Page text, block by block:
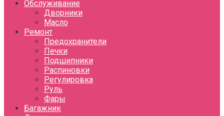
Обслуживание
Дворники
Масло
Ремонт
Предохранители
Печки
Подшипники
Распиновки
Регулировка
Руль
Фары
Багажник